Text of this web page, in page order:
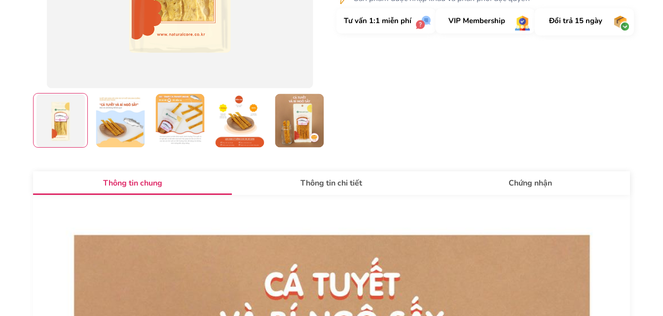
Tư vấn 1:1 miễn phí VIP Membership Đổi trả 15 ngày
Thông tin chung Thông tin chi tiết Chứng nhận